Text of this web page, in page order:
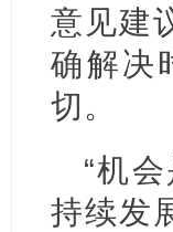
意见建
确解决
切。
“机
持续发